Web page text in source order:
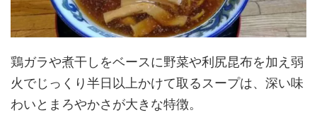
鶏ガラや煮干しをベースに野菜や利尻昆布を加え弱
火でじっくり半日以上かけて取るスープは、深い味
わいとまろやかさが大きな特徴。